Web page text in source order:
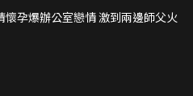
懷孕爆辦公室戀情 激到兩邊師父火